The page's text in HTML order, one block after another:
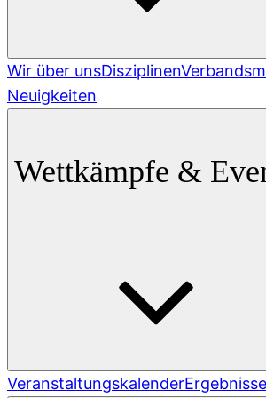
Wir über unsDisziplinen
Neuigkeiten
Wettkämpfe &
VeranstaltungskalenderErgebnisse